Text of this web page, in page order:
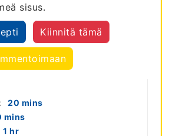
sisus.
Kiinnitä tämä
20 minutes
mins
minutes
mins
1 hour
hr